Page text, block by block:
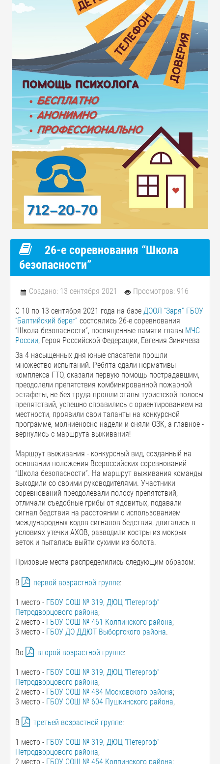
️26-е соревнования “Школа
безопасности”
Создано: 13 сентября 2021 Просмотров: 916
С 10 по 13 сентября 2021 года на базе ДООЛ “Заря” ГБОУ
“Балтийский берег” состоялись 26-е соревнования
“Школа безопасности”, посвященные памяти главы МЧС
России, Героя Российской Федерации, Евгения Зиничева
За 4 насыщенных дня юные спасатели прошли
множество испытаний. Ребята сдали нормативы
комплекса ГТО, оказали первую помощь пострадавшим,
преодолели препятствия комбинированной пожарной
эстафеты, не без труда прошли этапы туристской полосы
препятствий, успешно справились с ориентированием на
местности, проявили свои таланты на конкурсной
программе, молниеносно надели и сняли ОЗК, а главное -
вернулись с маршрута выживания!
Маршрут выживания - конкурсный вид, созданный на
основании положения Всероссийских соревнований
“Школа безопасности”. На маршрут выживания команды
выходили со своими руководителями. Участники
соревнований преодолевали полосу препятствий,
отличали съедобные грибы от ядовитых, подавали
сигнал бедствия на расстоянии с использованием
международных кодов сигналов бедствия, двигались в
условиях утечки АХОВ, разводили костры из мокрых
веток и пытались выйти сухими из болота.
Призовые места распределились следующим образом:
В первой возрастной группе:
1 место - ГБОУ СОШ № 319, ДЮЦ “Петергоф”
Петродворцового района;
2 место - ГБОУ СОШ № 461 Колпинского района;
3 место - ГБОУ ДО ДДЮТ Выборгского района.
Во второй возрастной группе:
1 место - ГБОУ СОШ № 319, ДЮЦ “Петергоф”
Петродворцового района;
2 место - ГБОУ СОШ № 484 Московского района;
3 место - ГБОУ СОШ № 604 Пушкинского района,
В третьей возрастной группе:
1 место - ГБОУ СОШ № 319, ДЮЦ “Петергоф”
Петродворцового района;
2 место - ГБОУ СОШ № 454 Колпинского района;